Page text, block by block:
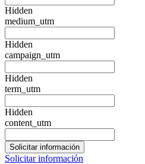
Hidden
medium_utm
Hidden
campaign_utm
Hidden
term_utm
Hidden
content_utm
Solicitar información